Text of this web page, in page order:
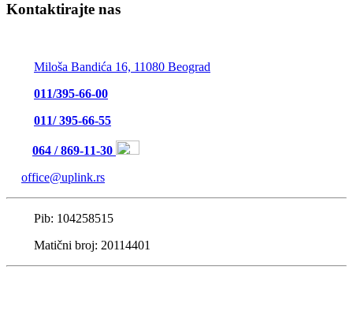
Kontaktirajte nas
Miloša Bandića 16, 11080 Beograd
011/395-66-00
011/ 395-66-55
064 / 869-11-30
office@uplink.rs
Pib: 104258515
Matični broj: 20114401